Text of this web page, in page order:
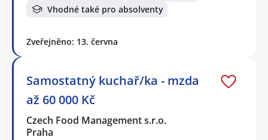
Vhodné také pro absolventy
Zveřejněno: 13. června
Samostatný kuchař/ka - mzda
až 60 000 Kč
Czech Food Management s.r.o.
Praha